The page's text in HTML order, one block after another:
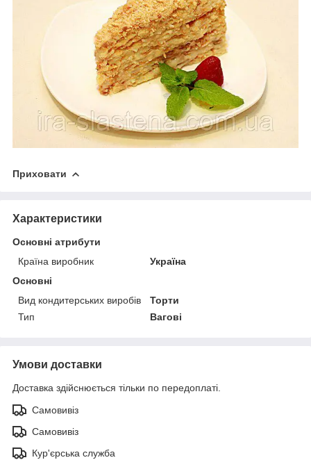
Приховати
Характеристики
Основні атрибути
Країна виробник
Україна
Основні
Вид кондитерських виробів
Торти
Тип
Вагові
Умови доставки
Доставка здійснюється тільки по передоплаті.
Самовивіз
Самовивіз
Кур'єрська служба